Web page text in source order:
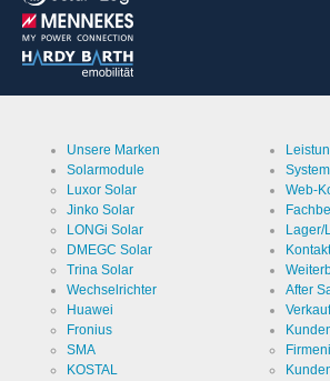
Unsere Marken
Solarmodule
Luxor Solar
Jinko Solar
LONGi Solar
DMEGC Solar
Trina Solar
Wechselrichter
Huawei
Fronius
SMA
KOSTAL
Web-
Lager/
After